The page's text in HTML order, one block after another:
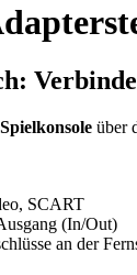
über
SCART
(In/Out)
an der